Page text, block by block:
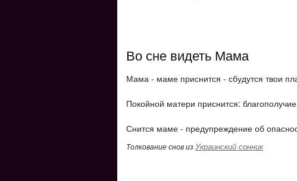
Во сне видеть Мама
Мама - маме приснится - сбудутся твои
Покойной матери приснится:
Снится маме - предупреждение об
Толкование снов изУкраинский сонник